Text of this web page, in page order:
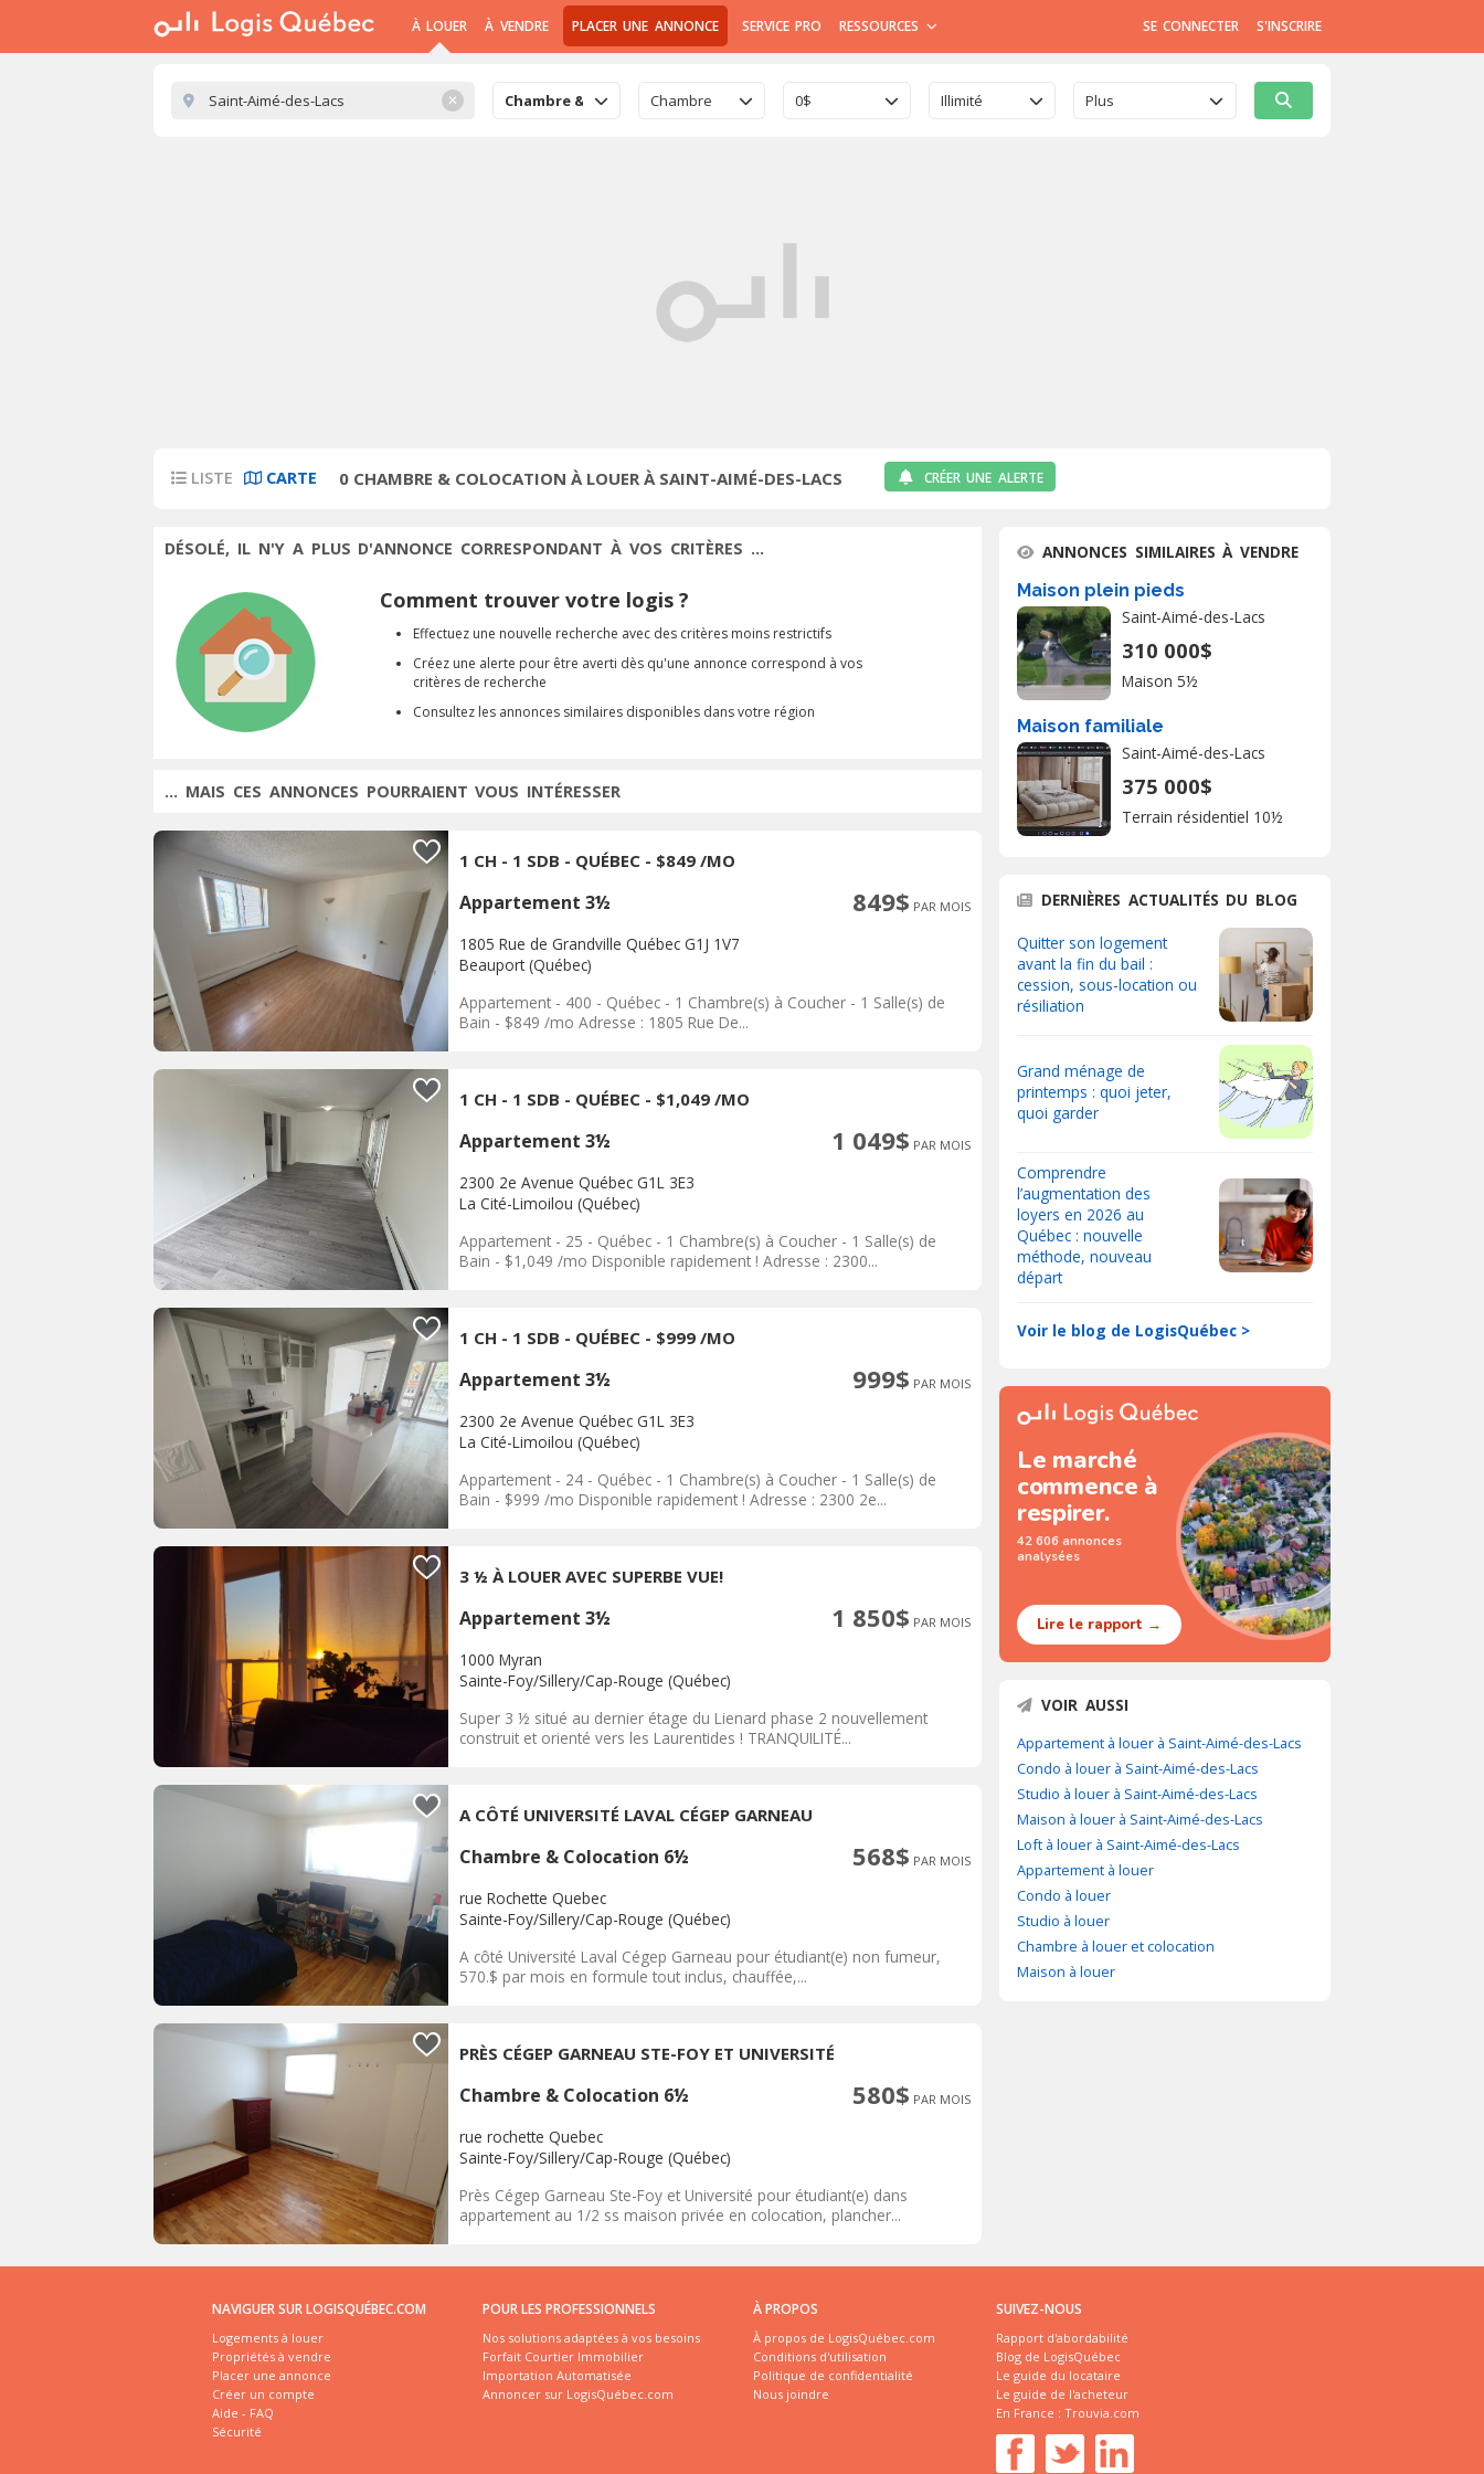
À LOUER À VENDRE PLACER UNE ANNONCE SERVICE PRO RESSOURCES SE CONNECTER S'INSCRIRE
✕ Chambre & ColocationChambre 0$ Illimité Plus
LISTE CARTE 0 CHAMBRE & COLOCATION À LOUER À SAINT-AIMÉ-DES-LACS CRÉER UNE ALERTE
DÉSOLÉ, IL N'Y A PLUS D'ANNONCE CORRESPONDANT À VOS CRITÈRES ...
Comment trouver votre logis ?
Effectuez une nouvelle recherche avec des critères moins restrictifs
Créez une alerte pour être averti dès qu'une annonce correspond à vos
critères de recherche
Consultez les annonces similaires disponibles dans votre région
... MAIS CES ANNONCES POURRAIENT VOUS INTÉRESSER
1 CH - 1 SDB - QUÉBEC - $849 /MO
Appartement 3½ 849$ PAR MOIS
1805 Rue de Grandville Québec G1J 1V7
Beauport (Québec)
Appartement - 400 - Québec - 1 Chambre(s) à Coucher - 1 Salle(s) de
Bain - $849 /mo Adresse : 1805 Rue De...
1 CH - 1 SDB - QUÉBEC - $1,049 /MO
Appartement 3½ 1 049$ PAR MOIS
2300 2e Avenue Québec G1L 3E3
La Cité-Limoilou (Québec)
Appartement - 25 - Québec - 1 Chambre(s) à Coucher - 1 Salle(s) de
Bain - $1,049 /mo Disponible rapidement ! Adresse : 2300...
1 CH - 1 SDB - QUÉBEC - $999 /MO
Appartement 3½ 999$ PAR MOIS
2300 2e Avenue Québec G1L 3E3
La Cité-Limoilou (Québec)
Appartement - 24 - Québec - 1 Chambre(s) à Coucher - 1 Salle(s) de
Bain - $999 /mo Disponible rapidement ! Adresse : 2300 2e...
3 ½ À LOUER AVEC SUPERBE VUE!
Appartement 3½ 1 850$ PAR MOIS
1000 Myran
Sainte-Foy/Sillery/Cap-Rouge (Québec)
Super 3 ½ situé au dernier étage du Lienard phase 2 nouvellement
construit et orienté vers les Laurentides ! TRANQUILITÉ...
A CÔTÉ UNIVERSITÉ LAVAL CÉGEP GARNEAU
Chambre & Colocation 6½ 568$ PAR MOIS
rue Rochette Quebec
Sainte-Foy/Sillery/Cap-Rouge (Québec)
A côté Université Laval Cégep Garneau pour étudiant(e) non fumeur,
570.$ par mois en formule tout inclus, chauffée,...
PRÈS CÉGEP GARNEAU STE-FOY ET UNIVERSITÉ
Chambre & Colocation 6½ 580$ PAR MOIS
rue rochette Quebec
Sainte-Foy/Sillery/Cap-Rouge (Québec)
Près Cégep Garneau Ste-Foy et Université pour étudiant(e) dans
appartement au 1/2 ss maison privée en colocation, plancher...
ANNONCES SIMILAIRES À VENDRE
Maison plein pieds
Saint-Aimé-des-Lacs
310 000$
Maison 5½
Maison familiale
Saint-Aimé-des-Lacs
375 000$
Terrain résidentiel 10½
DERNIÈRES ACTUALITÉS DU BLOG
Quitter son logement
avant la fin du bail :
cession, sous-location ou
résiliation
Grand ménage de
printemps : quoi jeter,
quoi garder
Comprendre
l’augmentation des
loyers en 2026 au
Québec : nouvelle
méthode, nouveau
départ
Voir le blog de LogisQuébec >
Le marché
commence à
respirer.
42 606 annonces
analysées
Lire le rapport →
VOIR AUSSI
Appartement à louer à Saint-Aimé-des-Lacs
Condo à louer à Saint-Aimé-des-Lacs
Studio à louer à Saint-Aimé-des-Lacs
Maison à louer à Saint-Aimé-des-Lacs
Loft à louer à Saint-Aimé-des-Lacs
Appartement à louer
Condo à louer
Studio à louer
Chambre à louer et colocation
Maison à louer
NAVIGUER SUR LOGISQUÉBEC.COM
Logements à louer
Propriétés à vendre
Placer une annonce
Créer un compte
Aide - FAQ
Sécurité
POUR LES PROFESSIONNELS
Nos solutions adaptées à vos besoins
Forfait Courtier Immobilier
Importation Automatisée
Annoncer sur LogisQuébec.com
À PROPOS
À propos de LogisQuébec.com
Conditions d'utilisation
Politique de confidentialité
Nous joindre
SUIVEZ-NOUS
Rapport d'abordabilité
Blog de LogisQuébec
Le guide du locataire
Le guide de l'acheteur
En France : Trouvia.com